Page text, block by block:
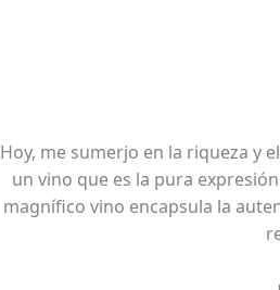
Hoy, me sumerjo en la riqueza y
un vino que es la pura
magnífico vino encapsula la